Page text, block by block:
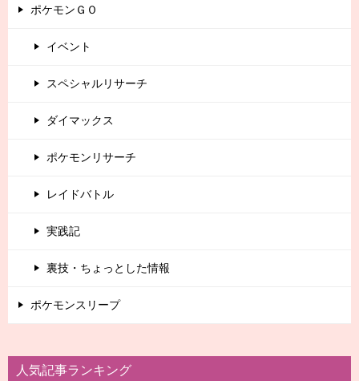
ポケモンＧＯ
イベント
スペシャルリサーチ
ダイマックス
ポケモンリサーチ
レイドバトル
実践記
裏技・ちょっとした情報
ポケモンスリープ
人気記事ランキング